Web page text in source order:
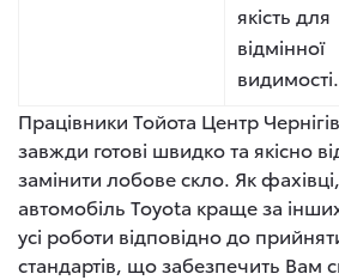
якість для
відмінної
видимості.
Працівники Тойота Центр
завжди готові швидко та якісно
замінити лобове скло. Як
автомобіль Toyota краще за
усі роботи відповідно до
стандартів, що забезпечить Вам